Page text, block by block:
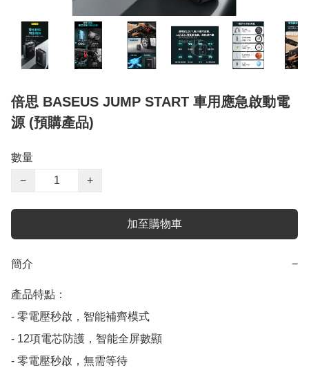
倍思 BASEUS JUMP START 車用應急啟動電
源 (預購產品)
數量
−
+
加至購物車
簡介 −
產品特點：
- 零電壓秒啟，智能補齊模式
- 12項電芯防護，智能全屏數顯
- 零電壓秒啟，無需等待